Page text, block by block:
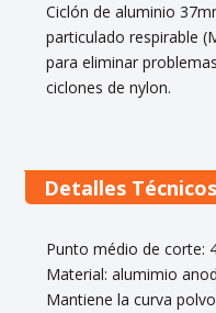
Ciclón de aluminio
particulado respirable
para eliminar
ciclones de nylon.
Detalles Técnicos
Punto médio de corte:
Material: alumimio
Mantiene la curva